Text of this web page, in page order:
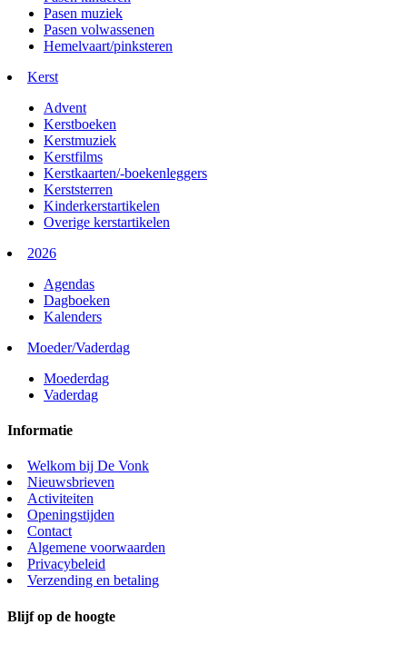
Pasen muziek
Pasen volwassenen
Hemelvaart/pinksteren
Kerst
Advent
Kerstboeken
Kerstmuziek
Kerstfilms
Kerstkaarten/-boekenleggers
Kerststerren
Kinderkerstartikelen
Overige kerstartikelen
2026
Agendas
Dagboeken
Kalenders
Moeder/Vaderdag
Moederdag
Vaderdag
Informatie
Welkom bij De Vonk
Nieuwsbrieven
Activiteiten
Openingstijden
Contact
Algemene voorwaarden
Privacybeleid
Verzending en betaling
Blijf op de hoogte